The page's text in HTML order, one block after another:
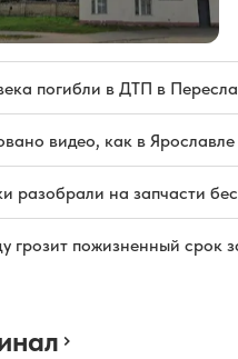
погибли в ДТП в
видео, как в
разобрали на запчасти
грозит пожизненный срок